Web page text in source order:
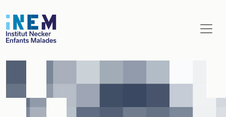
Aller au contenu principal